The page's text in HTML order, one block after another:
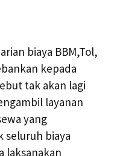
biaya BBM,Tol,
kepada
tak akan lagi
layanan
yang
seluruh biaya
laksanakan